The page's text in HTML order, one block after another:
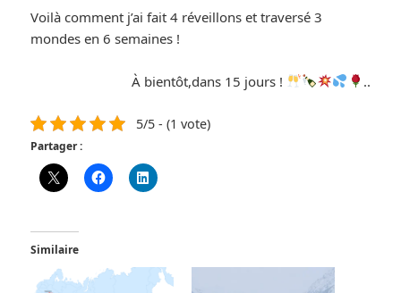
Voilà comment j’ai fait 4 réveillons et traversé 3
mondes en 6 semaines !
À bientôt,dans 15 jours ! ..
5/5 - (1 vote)
Partager :
Similaire